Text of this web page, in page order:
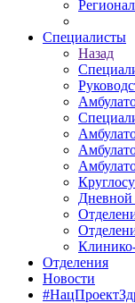
Специалисты
Назад
Дневной
Отделения
Новости